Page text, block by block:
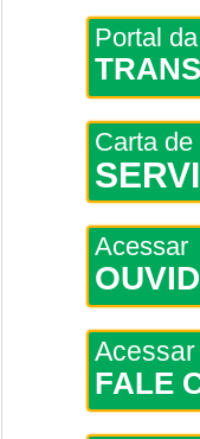
Portal da
Carta de
Acessar
Acessar
FALE